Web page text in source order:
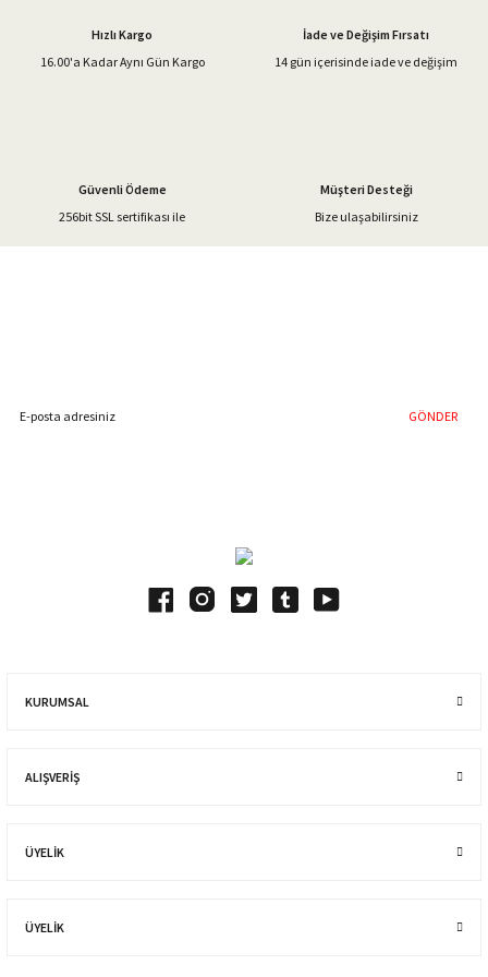
Ürün bilgilerinde hatalar bulunuyor.
Gönder
Hızlı Kargo
16.00'a Kadar Aynı Gün Kargo
İade ve Değişim Fırsatı
14 gün içerisinde iade ve değişim
Güvenli Ödeme
256bit SSL sertifikası ile
Müşteri Desteği
Bize ulaşabilirsiniz
GÖNDER
KURUMSAL
ALIŞVERIŞ
ÜYELİK
ÜYELİK